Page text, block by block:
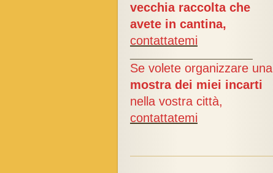
vecchia raccolta che
avete in cantina,
contattatemi
Se volete organizzare una
mostra dei miei incarti
nella vostra città,
contattatemi